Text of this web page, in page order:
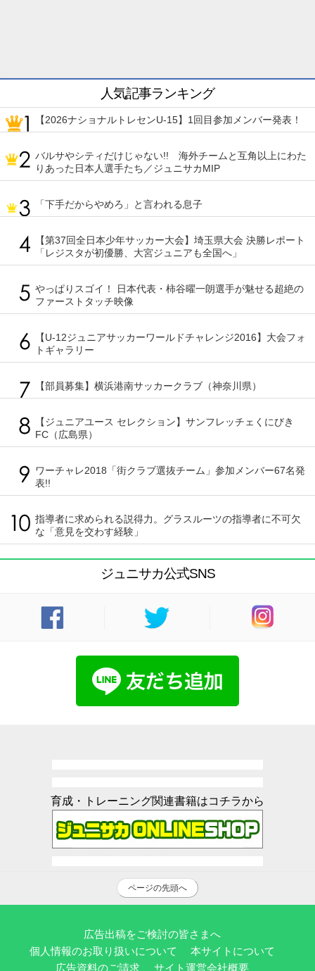
人気記事ランキング
【2026ナショナルトレセンU-15】1回目参加メンバー発表！
バルサやシティだけじゃない!! 海外チームと互角以上にわた
りあった日本人選手たち／ジュニサカMIP
「下手だからやめろ」と言われる息子
【第37回全日本少年サッカー大会】埼玉県大会 決勝レポート
「レジスタが初優勝、大宮ジュニアも全国へ」
やっぱりスゴイ！ 日本代表・柿谷曜一朗選手が魅せる超絶の
ファーストタッチ映像
【U-12ジュニアサッカーワールドチャレンジ2016】大会フォ
トギャラリー
【部員募集】横浜港南サッカークラブ（神奈川県）
【ジュニアユース セレクション】サンフレッチェくにびき
FC（広島県）
ワーチャレ2018「街クラブ選抜チーム」参加メンバー67名発
表!!
指導者に求められる説得力。グラスルーツの指導者に不可欠
な「意見を交わす経験」
ジュニサカ公式SNS
育成・トレーニング関連書籍はコチラから
ページの先頭へ
広告出稿をご検討の皆さまへ
個人情報のお取り扱いについて
本サイトについて
広告資料のご請求
サイト運営会社概要